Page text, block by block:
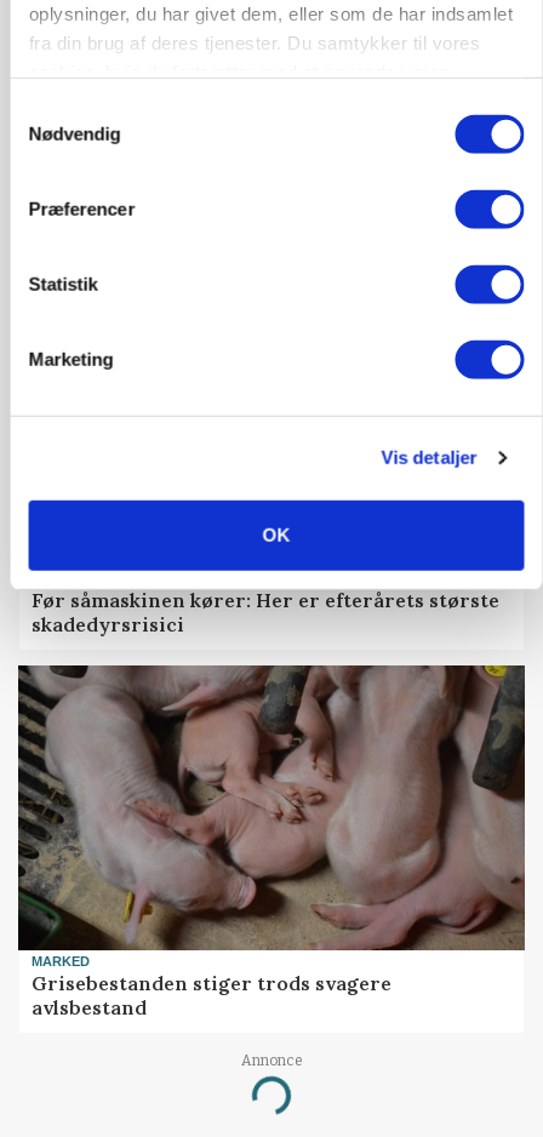
oplysninger, du har givet dem, eller som de har indsamlet
fra din brug af deres tjenester. Du samtykker til vores
Nødvendig
Præferencer
Statistik
Marketing
Vis detaljer
OK
KVÆG
Før såmaskinen kører: Her er efterårets største
skadedyrsrisici
MARKED
Grisebestanden stiger trods svagere
avlsbestand
Annonce
Loading...